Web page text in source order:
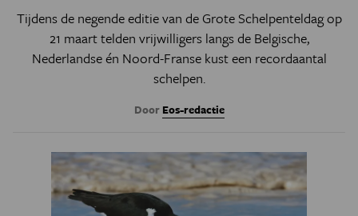
Tijdens de negende editie van de Grote Schelpenteldag op
21 maart telden vrijwilligers langs de Belgische,
Nederlandse én Noord-Franse kust een recordaantal
schelpen.
Door Eos-redactie